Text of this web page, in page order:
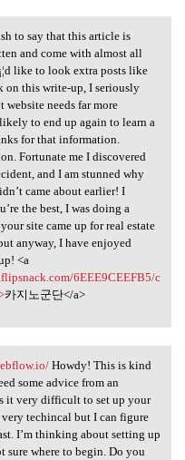
to say
to say that this article is
and come with almost all
like to look extra posts like
on this write-up, I seriously
needs far more
to end up again to learn a
for that information.
Fortunate me I discovered
and I am stunned why
came about earlier! I
the best, I was doing a
site came up for real estate
anyway, I have enjoyed
<a
6EEE9CEEFB5/c
카지노군단</a>
Howdy! This is kind
some advice from an
it very difficult to set up your
techincal but I can figure
I’m thinking about setting up
sure where to begin. Do you